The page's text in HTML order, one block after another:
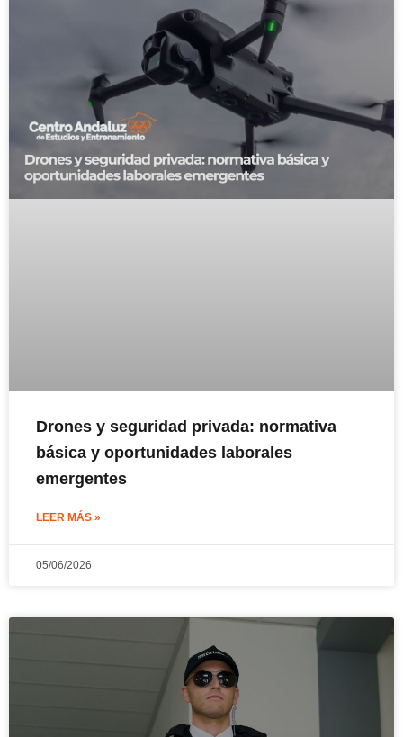
Drones y seguridad privada: normativa
básica y oportunidades laborales
emergentes
LEER MÁS »
05/06/2026